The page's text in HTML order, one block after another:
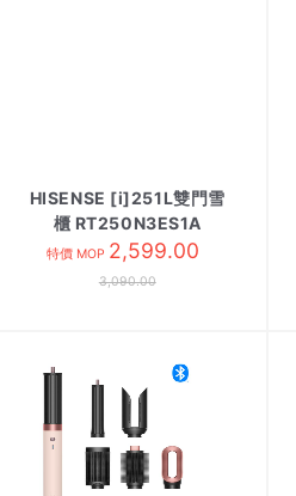
HISENSE [i]251L雙門雪
櫃 RT250N3ES1A
特價 MOP 2,599.00
3,090.00